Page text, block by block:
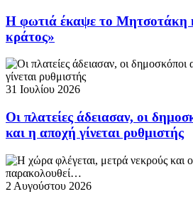
Η φωτιά έκαψε το Μητσοτάκη
κράτος»
31 Ιουλίου 2026
Οι πλατείες άδειασαν, οι
και η αποχή γίνεται ρυθμιστής
2 Αυγούστου 2026